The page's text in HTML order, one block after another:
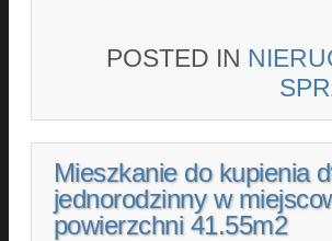
POSTED IN
Mieszkanie do kupienia
jednorodzinny w
powierzchni 41.55m2